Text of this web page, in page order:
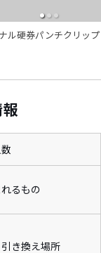
ル硬券パンチクリップ
るもの
き換え場所